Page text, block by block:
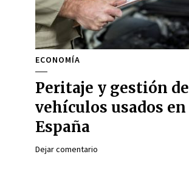
ECONOMÍA
Peritaje y gestión de
vehículos usados en
España
Dejar comentario